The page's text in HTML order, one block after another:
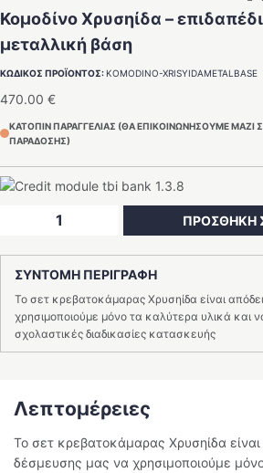
Κομοδίνο Χρυσηίδα –
μεταλλική βάση
ΚΩΔΙΚΟΣ ΠΡΟΪΟΝΤΟΣ: KOMODINO-XRISYIDAMETALBASE
470.00 €
ΚΑΤΟΠΙΝ ΠΑΡΑΓΓΕΛΙΑΣ (ΘΑ ΕΠΙΚΟΙΝΩΝΗΣΟΥΜΕ ΜΑΖΙ
ΠΑΡΑΔΟΣΗΣ)
–
επιδαπέδιο
μεταλλική
βάση
ποσότητα
ΠΡΟΣΘΗΚΗ
ΣΥΝΤΟΜΗ ΠΕΡΙΓΡΑΦΗ
Το σετ κρεβατοκάμαρας Χρυσηίδα είναι
χρησιμοποιούμε μόνο τα καλύτερα υλικά και
σχολαστικές διαδικασίες κατασκευής
Λεπτομέρειες
Το σετ κρεβατοκάμαρας Χρυσηίδα είναι
δέσμευσης μας να χρησιμοποιούμε